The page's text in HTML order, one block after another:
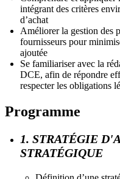
intégrant des critères
d’achat
Améliorer la gestion des
fournisseurs pour
ajoutée
Se familiariser avec la
DCE, afin de répondre
respecter les obligations
Programme
1. STRATÉGIE
STRATÉGIQUE